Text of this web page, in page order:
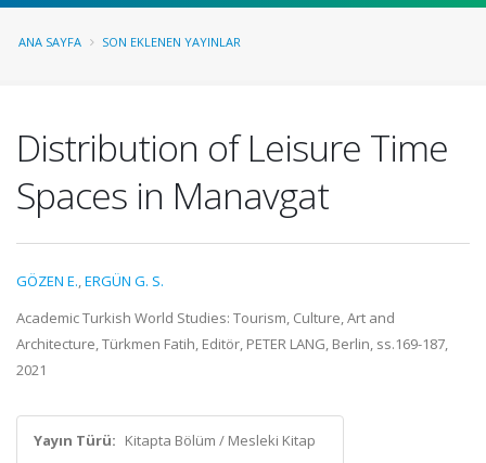
ANA SAYFA SON EKLENEN YAYINLAR
Distribution of Leisure Time
Spaces in Manavgat
GÖZEN E.,ERGÜN G. S.
Academic Turkish World Studies: Tourism, Culture, Art and
Architecture, Türkmen Fatih, Editör, PETER LANG, Berlin, ss.169-187,
2021
Yayın Türü: Kitapta Bölüm / Mesleki Kitap